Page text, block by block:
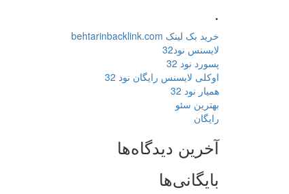
.
خرید بک لینک behtarinbacklink.com
لایسنس نود32
پسورد نود 32
اوکلی لایسنس رایگان نود 32
همیار نود 32
بهترین سئو
رایگان
آخرین دیدگاه‌ها
بایگانی‌ها